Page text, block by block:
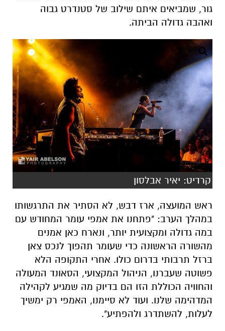
קרדיט: יאיר אבלסון
ראש המועצה, ארז דבש, לא הסתיר את התרגשותו
במהלך הערב: "פתחנו את אמפי עומר המחודש עם
במה גדולה ומקצועית יותר, ונארח כאן אמנים
ברזל תרבותי בדרום כולו. אחרי התקופה הלא
פשוטה שעברנו, הניהול המקצועי, הסאונד המעולה
והחוויה הכוללת הזו הם בדיוק מה שמגיע לקהילה
המדהימה שלנו. ועוד לא סיימנו, האמפי רק ימשיך
לעלות, להשתדרג ולהפתיע".
עם פתיחת עונת הקיץ הנוכחית, נראה כי אמפי
עומר מסתמן כאחד הלוקיישנים המבטיחים
והמשמחים ביותר של העונה. תעשו לעצמכם טובה: